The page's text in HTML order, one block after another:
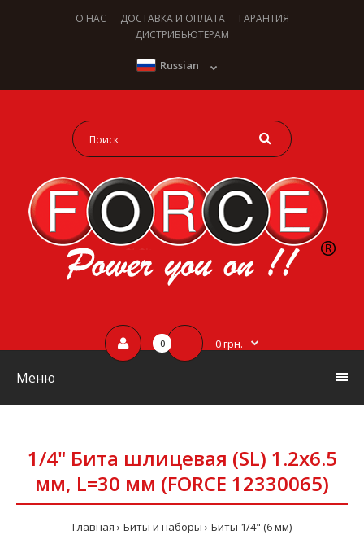
О НАС ДОСТАВКА И ОПЛАТА
ГАРАНТИЯ
ДИСТРИБЬЮТЕРАМ
Russian
0 0 грн.
Меню
1/4" Бита шлицевая (SL) 1.2х6.5
мм, L=30 мм (FORCE 12330065)
Главная Биты и наборы
Биты 1/4" (6 мм)